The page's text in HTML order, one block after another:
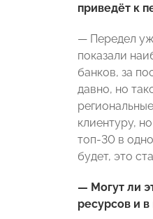
приведёт к
— Передел
показали
банков, за
давно, но
клиентуру,
топ-30 в
будет, это
— Могут ли
ресурсов и